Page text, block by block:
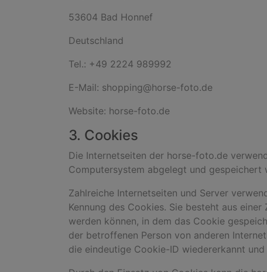
53604 Bad Honnef
Deutschland
Tel.: +49 2224 989992
E-Mail: shopping@horse-foto.de
Website: horse-foto.de
3. Cookies
Die Internetseiten der horse-foto.de
Computersystem abgelegt und gespeichert
Zahlreiche Internetseiten und Server
Kennung des Cookies. Sie besteht aus
werden können, in dem das Cookie
der betroffenen Person von anderen
die eindeutige Cookie-ID wiedererkannt